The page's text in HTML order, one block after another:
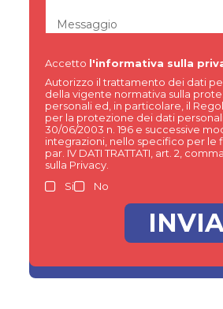
Messaggio
Accetto l'informativa sulla
Autorizzo il trattamento dei dati
della vigente normativa sulla
personali ed, in particolare, il
per la protezione dei dati personali
30/06/2003 n. 196 e successive
integrazioni, nello specifico per le
par. IV DATI TRATTATI, art. 2,
sulla Privacy.
Si
No